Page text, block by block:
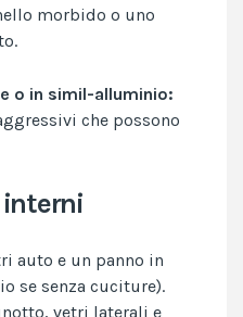
morbido o uno
o in simil-alluminio:
che possono
interni
auto e un panno in
se senza cuciture).
vetri laterali e